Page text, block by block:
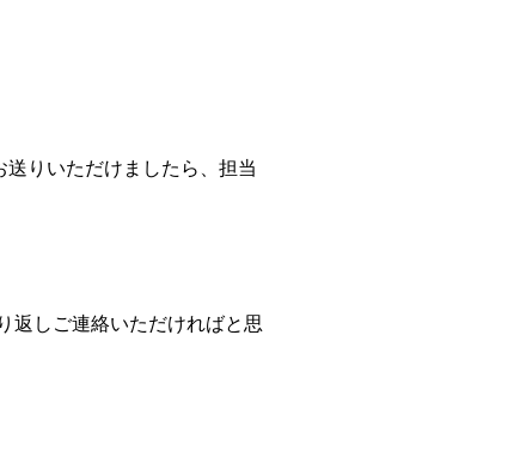
りいただけましたら、担当
返しご連絡いただければと思